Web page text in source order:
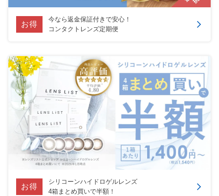
お得
今なら返金保証付きで安心！
コンタクトレンズ定期便
お得
シリコーンハイドロゲルレンズ
4箱まとめ買いで半額！